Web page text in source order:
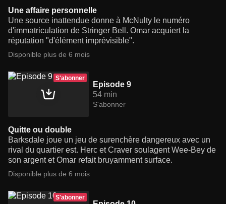
Une affaire personnelle
Une source inattendue donne à McNulty le numéro
d'immatriculation de Stringer Bell. Omar acquiert la
réputation "d'élément imprévisible".
Disponible plus de 6 mois
S'abonner
Episode 9
54 min
S'abonner
Quitte ou double
Barksdale joue un jeu de surenchère dangereux avec un
rival du quartier est. Herc et Craver soulagent Wee-Bey de
son argent et Omar refait bruyamment surface.
Disponible plus de 6 mois
S'abonner